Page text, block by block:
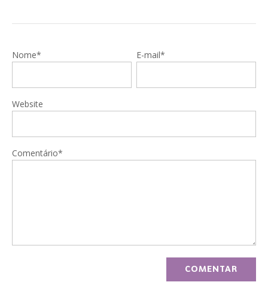
Nome* E-mail*
Website
Comentário*